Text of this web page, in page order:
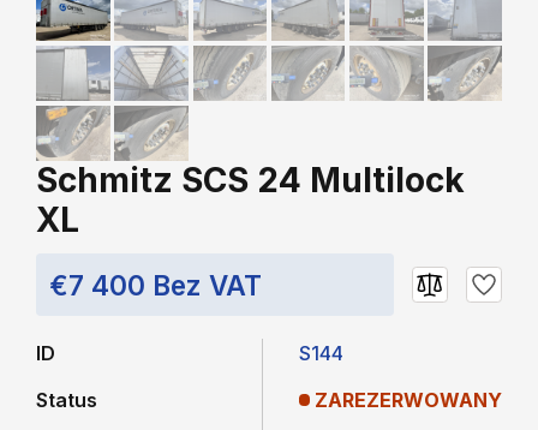
Schmitz SCS 24 Multilock
XL
€7 400 Bez VAT
ID
Status
S144
ZAREZERWOWANY